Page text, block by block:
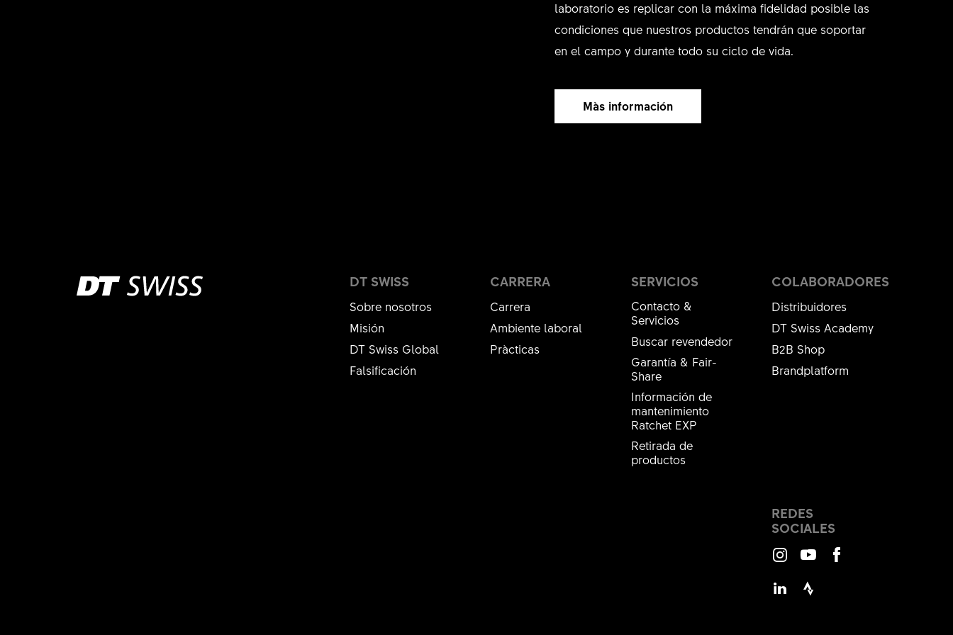
laboratorio es replicar con la máxima fidelidad posible las
condiciones que nuestros productos tendrán que soportar
en el campo y durante todo su ciclo de vida.
Màs información
DT SWISS
Sobre nosotros
Misión
DT Swiss Global
Falsificación
CARRERA
Carrera
Ambiente laboral
Pràcticas
SERVICIOS
Contacto &
Servicios
Buscar revendedor
Garantía & Fair-
Share
Información de
mantenimiento
Ratchet EXP
Retirada de
productos
COLABORADORES
Distribuidores
DT Swiss Academy
B2B Shop
Brandplatform
REDES
SOCIALES